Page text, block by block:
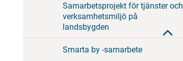
Samarbetsprojekt för tjänster och
verksamhetsmiljö på
landsbygden
Smarta by -samarbete